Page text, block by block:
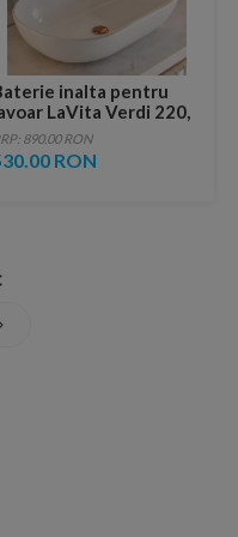
inalta pentru
LaVita Verdi 220,
ventil, brushed
890.00 RON
RON